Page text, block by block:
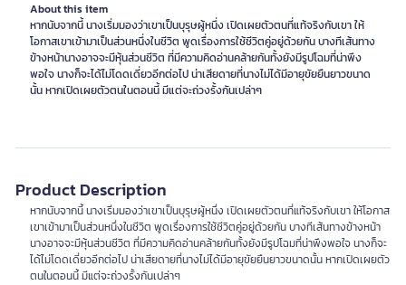
About this item
หากนับจากนี้ นางเริ่มมองว่าเขาเป็นบุรุษผู้หนึ่ง เปิดเผยตัวตนที่แท้จริงกับเขา ให้
โอกาสเขาเข้ามาเป็นส่วนหนึ่งในชีวิต พูดเรื่องการใช้ชีวิตคู่อยู่ด้วยกัน บางทีเส้นทาง
ข้างหน้านางอาจจะมีหุ้นส่วนชีวิต ที่มีความคิดอ่านคล้ายกันทั้งยังมีรูปโฉมที่น่าพึง
พอใจ นางก็จะได้ไม่โดดเดี่ยวอีกต่อไป น่าเสียดายที่นางไม่ได้มีอายุขัยยืนยาวขนาด
นั้น หากเปิดเผยตัวตนในตอนนี้ มีแต่จะถ่วงรั้งกันเปล่าๆ
Product Description
หากนับจากนี้ นางเริ่มมองว่าเขาเป็นบุรุษผู้หนึ่ง เปิดเผยตัวตนที่แท้จริงกับเขา ให้โอกาส
เขาเข้ามาเป็นส่วนหนึ่งในชีวิต พูดเรื่องการใช้ชีวิตคู่อยู่ด้วยกัน บางทีเส้นทางข้างหน้า
นางอาจจะมีหุ้นส่วนชีวิต ที่มีความคิดอ่านคล้ายกันทั้งยังมีรูปโฉมที่น่าพึงพอใจ นางก็จะ
ได้ไม่โดดเดี่ยวอีกต่อไป น่าเสียดายที่นางไม่ได้มีอายุขัยยืนยาวขนาดนั้น หากเปิดเผยตัว
ตนในตอนนี้ มีแต่จะถ่วงรั้งกันเปล่าๆ